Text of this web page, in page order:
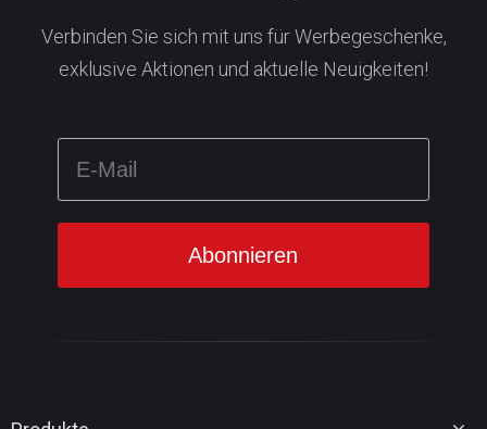
Verbinden Sie sich mit uns für Werbegeschenke,
exklusive Aktionen und aktuelle Neuigkeiten!